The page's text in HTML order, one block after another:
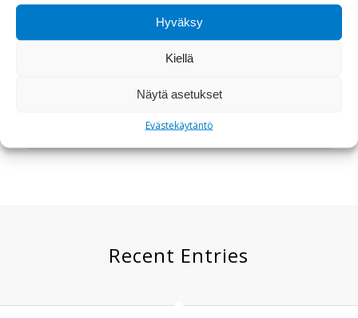
Hyväksy
Kiellä
Näytä asetukset
Evästekäytäntö
enim. Donec pede justo, fringilla vel,
aliquet nec, vulputate eget, arcu.
Recent Entries